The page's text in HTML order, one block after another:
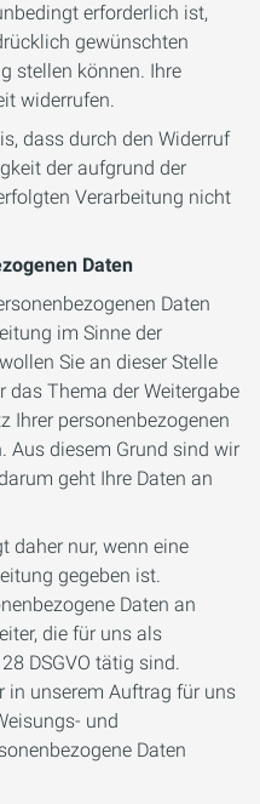
erforderlich ist,
gewünschten
stellen können. Ihre
widerrufen.
dass durch den Widerruf
der aufgrund der
Verarbeitung nicht
Daten
Daten
im Sinne der
Sie an dieser Stelle
das Thema der Weitergabe
Ihrer personenbezogenen
Aus diesem Grund sind wir
geht Ihre Daten an
daher nur, wenn eine
gegeben ist.
Daten an
die für uns als
DSGVO tätig sind.
in unserem Auftrag für uns
und
Daten